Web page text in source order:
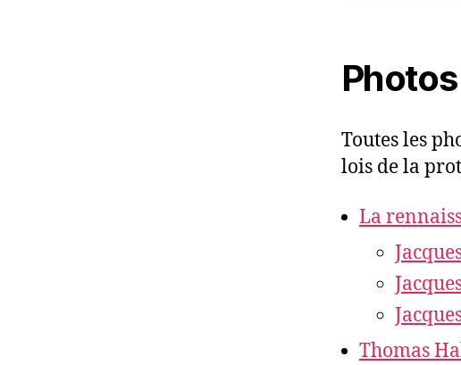
Toutes les
lois de la
La
Thomas